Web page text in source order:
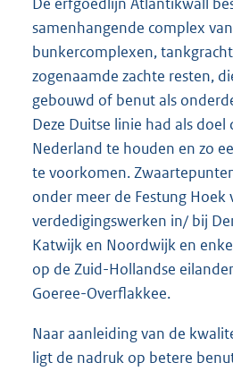
samenhangende complex
bunkercomplexen,
zogenaamde zachte resten,
gebouwd of benut als
Deze Duitse linie had als
Nederland te houden en zo
te voorkomen.
onder meer de Festung Hoek
verdedigingswerken in/ bij
Katwijk en Noordwijk en
op de Zuid-Hollandse
Goeree-Overflakkee.
Naar aanleiding van de
ligt de nadruk op betere